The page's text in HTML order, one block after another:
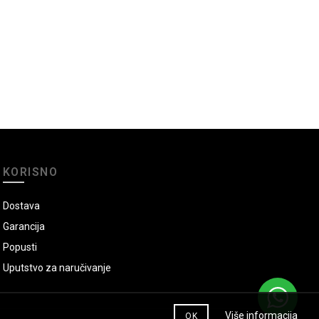
KORISNO
Dostava
Garancija
Popusti
Uputstvo za naručivanje
OK Više informacija